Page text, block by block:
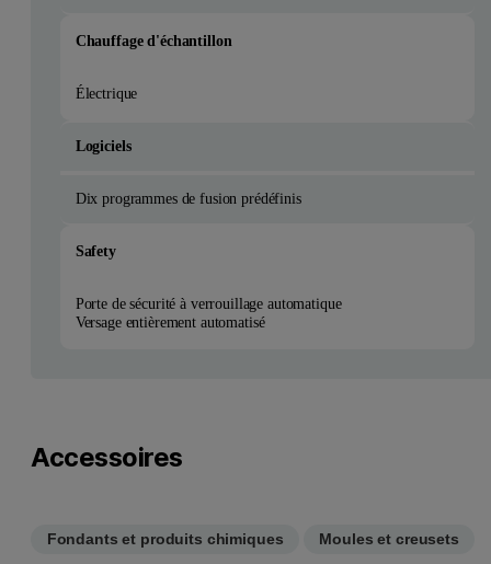
Chauffage d'échantillon
Électrique
Logiciels
Dix programmes de fusion prédéfinis
Safety
Porte de sécurité à verrouillage automatique
Versage entièrement automatisé
Accessoires
Fondants et produits chimiques Moules et creusets